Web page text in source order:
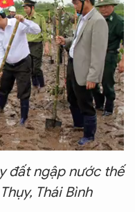
đất ngập nước thế
Thái Bình